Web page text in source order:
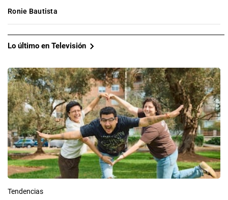
Ronie Bautista
Lo último en Televisión
Tendencias